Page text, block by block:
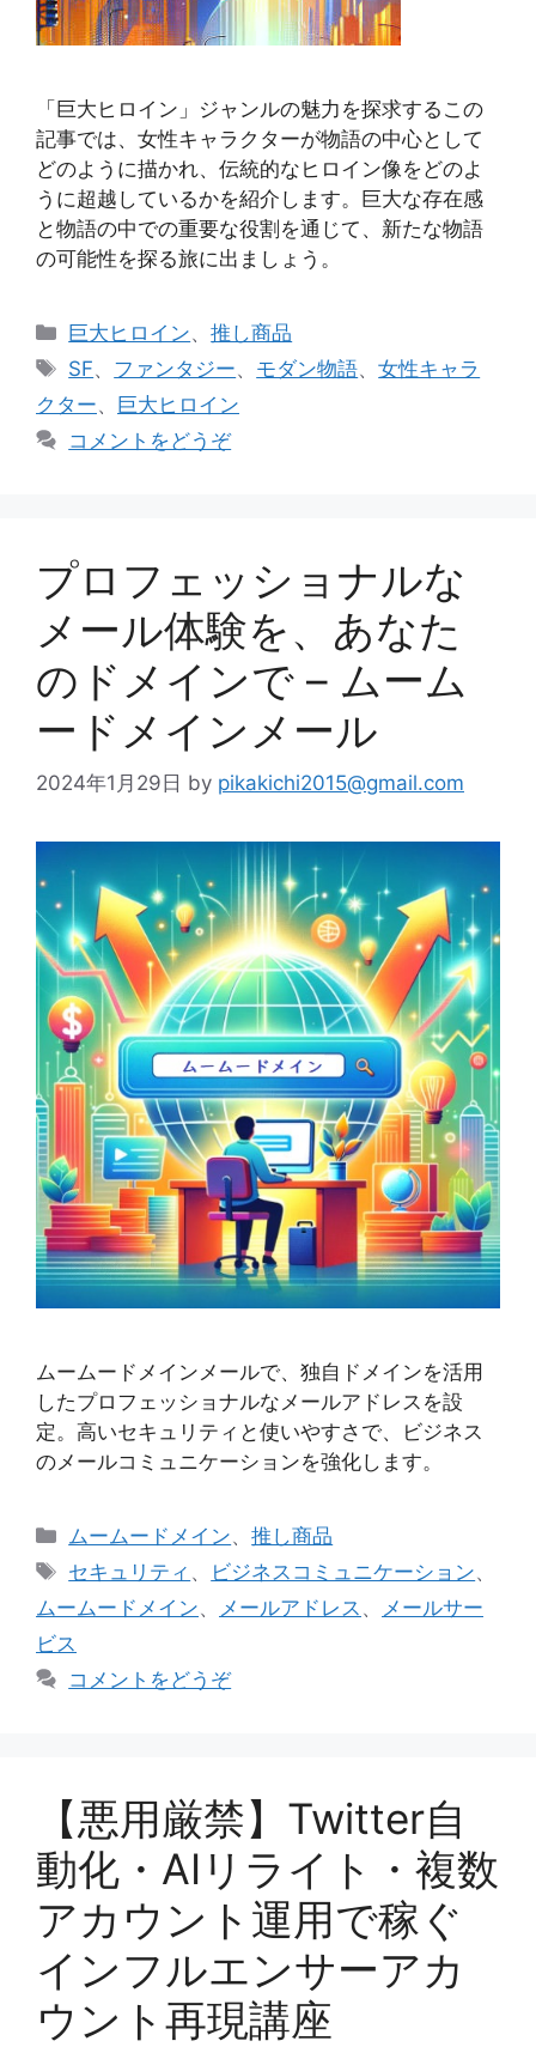
「巨大ヒロイン」ジャンルの魅力を探求するこの
記事では、女性キャラクターが物語の中心として
どのように描かれ、伝統的なヒロイン像をどのよ
うに超越しているかを紹介します。巨大な存在感
と物語の中での重要な役割を通じて、新たな物語
の可能性を探る旅に出ましょう。
カ
テ
リ
ー
巨大ヒロイン、推し商品
タ
グ
SF、 ファンタジー、 モダン物語、女性キャラ
クター、 巨大ヒロイン
コメントをどうぞ
プロフェッショナルな
メール体験を、あなた
のドメインで – ムーム
ードメインメール
2024年1月29日 by pikakichi2015@gmail.com
ムームードメインメールで、独自ドメインを活用
したプロフェッショナルなメールアドレスを設
定。高いセキュリティと使いやすさで、ビジネス
のメールコミュニケーションを強化します。
カ
テ
リ
ー
ムームードメイン、推し商品
タ
グ
セキュリティ 、 ビジネスコミュニケーション、
ムームードメイン、 メールアドレス 、
メールサー
ビス
コメントをどうぞ
【悪用厳禁】Twitter自
動化・AIリライト・複数
アカウント運用で稼ぐ
インフルエンサーアカ
ウント再現講座